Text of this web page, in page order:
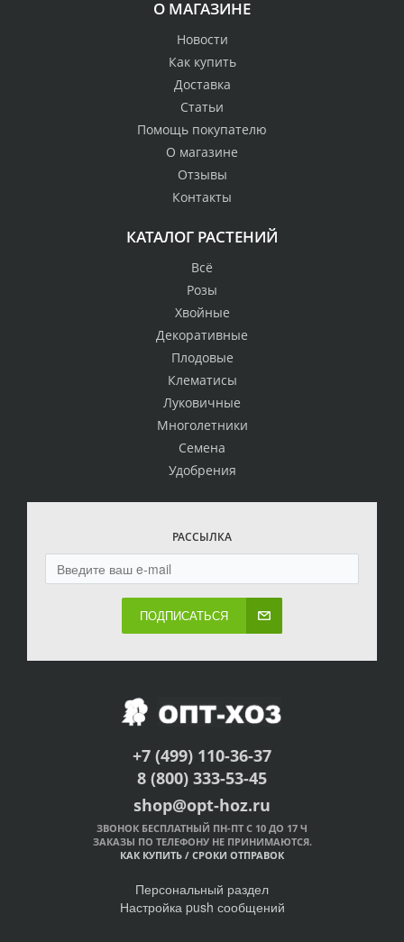
О МАГАЗИНЕ
Новости
Как купить
Доставка
Статьи
Помощь покупателю
О магазине
Отзывы
Контакты
КАТАЛОГ РАСТЕНИЙ
Всё
Розы
Хвойные
Декоративные
Плодовые
Клематисы
Луковичные
Многолетники
Семена
Удобрения
РАССЫЛКА
ПОДПИСАТЬСЯ
+7 (499) 110-36-37
8 (800) 333-53-45
shop@opt-hoz.ru
ЗВОНОК БЕСПЛАТНЫЙ ПН-ПТ С 10 ДО 17 Ч
ЗАКАЗЫ ПО ТЕЛЕФОНУ НЕ ПРИНИМАЮТСЯ.
КАК КУПИТЬ / СРОКИ ОТПРАВОК
Персональный раздел
Настройка push сообщений